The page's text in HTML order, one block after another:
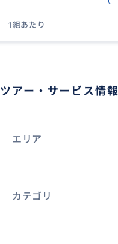
1組あたり
ツアー・サービス情報
エリア
カテゴリ